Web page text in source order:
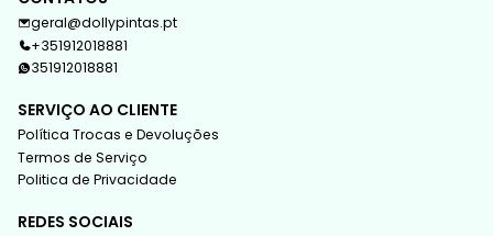
geral@dollypintas.pt
+351912018881
351912018881
SERVIÇO AO CLIENTE
Política Trocas e Devoluções
Termos de Serviço
Politica de Privacidade
REDES SOCIAIS